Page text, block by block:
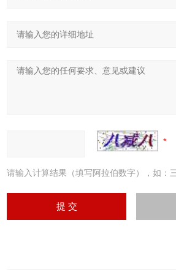
请输入计算结果（填写阿拉伯数字），如：